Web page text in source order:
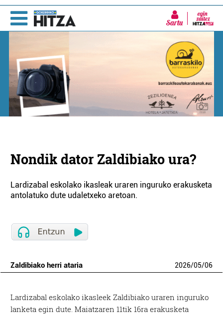
Sartu
Nondik dator Zaldibiako ura?
Lardizabal eskolako ikasleak uraren inguruko erakusketa
antolatuko dute udaletxeko aretoan.
Zaldibiako herri ataria 2026/05/06
Lardizabal eskolako ikasleek Zaldibiako uraren inguruko
lanketa egin dute. Maiatzaren 11tik 16ra erakusketa